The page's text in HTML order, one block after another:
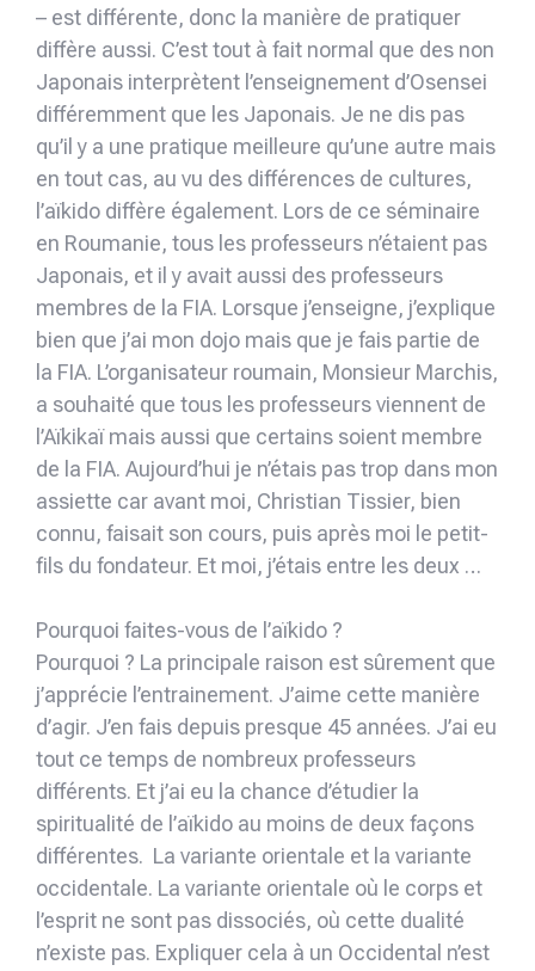
– est différente, donc la manière de pratiquer
diffère aussi. C’est tout à fait normal que des non
Japonais interprètent l’enseignement d’Osensei
différemment que les Japonais. Je ne dis pas
qu’il y a une pratique meilleure qu’une autre mais
en tout cas, au vu des différences de cultures,
l’aïkido diffère également. Lors de ce séminaire
en Roumanie, tous les professeurs n’étaient pas
Japonais, et il y avait aussi des professeurs
membres de la FIA. Lorsque j’enseigne, j’explique
bien que j’ai mon dojo mais que je fais partie de
la FIA. L’organisateur roumain, Monsieur Marchis,
a souhaité que tous les professeurs viennent de
l’Aïkikaï mais aussi que certains soient membre
de la FIA. Aujourd’hui je n’étais pas trop dans mon
assiette car avant moi, Christian Tissier, bien
connu, faisait son cours, puis après moi le petit-
fils du fondateur. Et moi, j’étais entre les deux …
Pourquoi faites-vous de l’aïkido ?
Pourquoi ? La principale raison est sûrement que
j’apprécie l’entrainement. J’aime cette manière
d’agir. J’en fais depuis presque 45 années. J’ai eu
tout ce temps de nombreux professeurs
différents. Et j’ai eu la chance d’étudier la
spiritualité de l’aïkido au moins de deux façons
différentes. La variante orientale et la variante
occidentale. La variante orientale où le corps et
l’esprit ne sont pas dissociés, où cette dualité
n’existe pas. Expliquer cela à un Occidental n’est